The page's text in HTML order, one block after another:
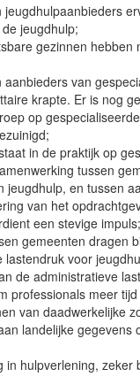
jeugdhulpaanbieders
jeugdhulp;
gezinnen hebben
van
krapte. Er is nog
op
in de praktijk op
tussen
jeugdhulp, en tussen
van het
een stevige impuls;
gemeenten dragen
lastendruk voor
de administratieve
professionals meer
van daadwerkelijke
landelijke gegevens
in hulpverlening, zeker